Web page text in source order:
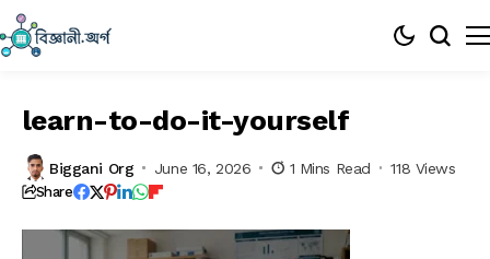
learn-to-do-it-yourself
Biggani Org June 16, 2026 1 Mins Read 118 Views
Share